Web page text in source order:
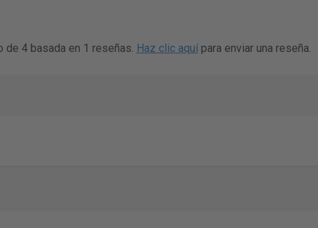
4 basada en 1 reseñas. Haz clic aquípara enviar una reseña.